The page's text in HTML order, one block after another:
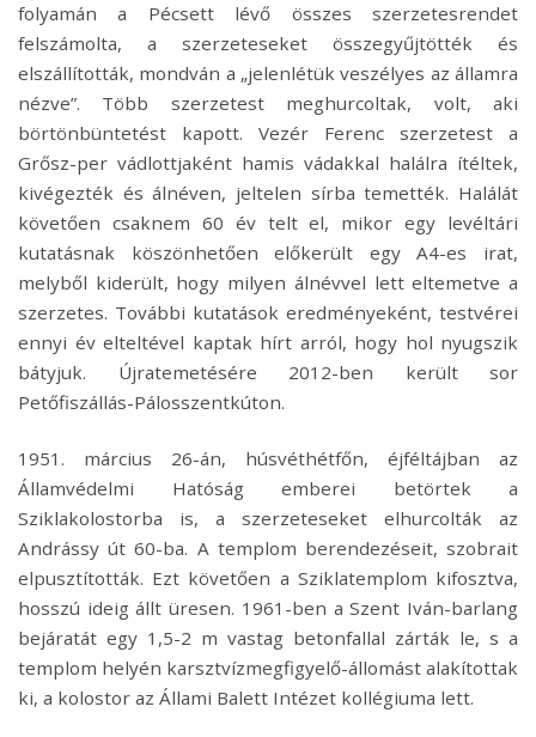
folyamán a Pécsett lévő összes szerzetesrendet
felszámolta, a szerzeteseket összegyűjtötték és
elszállították, mondván a „jelenlétük veszélyes az államra
nézve”. Több szerzetest meghurcoltak, volt, aki
börtönbüntetést kapott. Vezér Ferenc szerzetest a
Grősz-per vádlottjaként hamis vádakkal halálra ítéltek,
kivégezték és álnéven, jeltelen sírba temették. Halálát
követően csaknem 60 év telt el, mikor egy levéltári
kutatásnak köszönhetően előkerült egy A4-es irat,
melyből kiderült, hogy milyen álnévvel lett eltemetve a
szerzetes. További kutatások eredményeként, testvérei
ennyi év elteltével kaptak hírt arról, hogy hol nyugszik
bátyjuk. Újratemetésére 2012-ben került sor
Petőfiszállás-Pálosszentkúton.
1951. március 26-án, húsvéthétfőn, éjféltájban az
Államvédelmi Hatóság emberei betörtek a
Sziklakolostorba is, a szerzeteseket elhurcolták az
Andrássy út 60-ba. A templom berendezéseit, szobrait
elpusztították. Ezt követően a Sziklatemplom kifosztva,
hosszú ideig állt üresen. 1961-ben a Szent Iván-barlang
bejáratát egy 1,5-2 m vastag betonfallal zárták le, s a
templom helyén karsztvízmegfigyelő-állomást alakítottak
ki, a kolostor az Állami Balett Intézet kollégiuma lett.